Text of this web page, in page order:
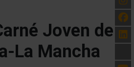
Joven de
La Mancha